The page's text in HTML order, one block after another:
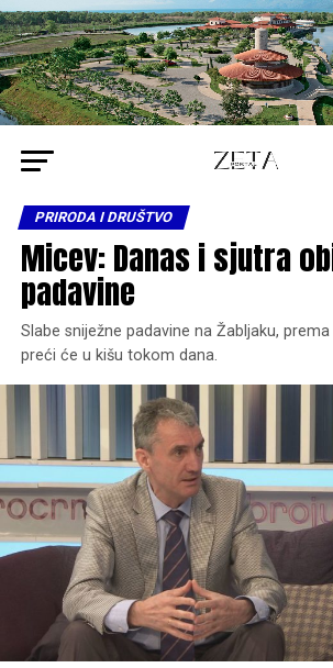
PRIRODA I DRUŠTVO
Micev: Danas i sjutra
padavine
Slabe sniježne padavine na Žabljaku,
preći će u kišu tokom dana.